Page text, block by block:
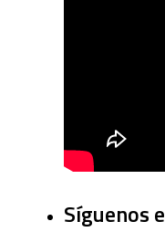
Síguenos